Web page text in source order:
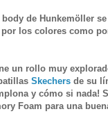
de Hunkemöller
los colores como
un rollo muy
Skechers de su
y cómo si nada!
Foam para una